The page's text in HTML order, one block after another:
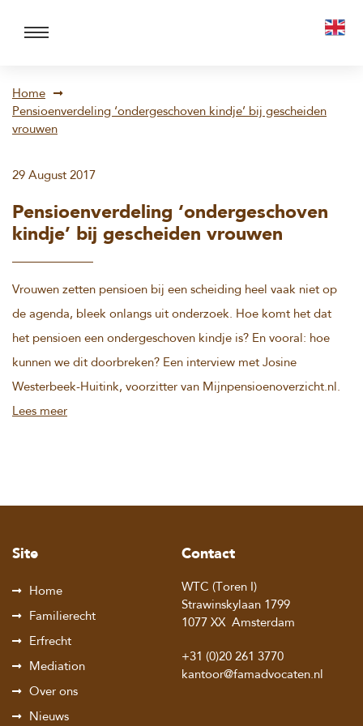
Home
Pensioenverdeling ‘ondergeschoven kindje’ bij gescheiden
vrouwen
29 August 2017
Pensioenverdeling ‘ondergeschoven
kindje’ bij gescheiden vrouwen
Vrouwen zetten pensioen bij een scheiding heel vaak niet op
de agenda, bleek onlangs uit onderzoek. Hoe komt het dat
het pensioen een ondergeschoven kindje is? En vooral: hoe
kunnen we dit doorbreken? Een interview met Josine
Westerbeek-Huitink, voorzitter van Mijnpensioenoverzicht.nl.
Lees meer
Site
Home
Familierecht
Erfrecht
Mediation
Over ons
Nieuws
Contact
WTC (Toren I)
Strawinskylaan 1799
1077 XX Amsterdam
+31 (0)20 261 3770
kantoor@famadvocaten.nl